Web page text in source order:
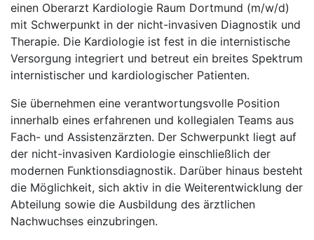
einen Oberarzt Kardiologie Raum Dortmund (m/w/d)
mit Schwerpunkt in der nicht-invasiven Diagnostik und
Therapie. Die Kardiologie ist fest in die internistische
Versorgung integriert und betreut ein breites Spektrum
internistischer und kardiologischer Patienten.
Sie übernehmen eine verantwortungsvolle Position
innerhalb eines erfahrenen und kollegialen Teams aus
Fach- und Assistenzärzten. Der Schwerpunkt liegt auf
der nicht-invasiven Kardiologie einschließlich der
modernen Funktionsdiagnostik. Darüber hinaus besteht
die Möglichkeit, sich aktiv in die Weiterentwicklung der
Abteilung sowie die Ausbildung des ärztlichen
Nachwuchses einzubringen.